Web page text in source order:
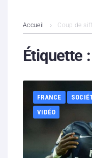
Contenus litigieux
Boutique
Accueil Coup de
Étiquette :
FRANCE
VIDÉO